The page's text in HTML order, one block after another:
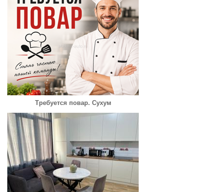
Требуется повар. Сухум